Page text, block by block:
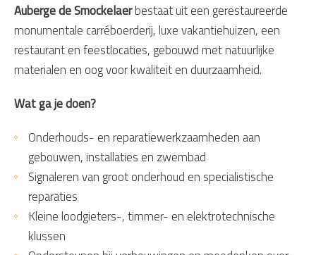
Auberge de Smockelaerbestaat uit een gerestaureerde
monumentale carréboerderij, luxe vakantiehuizen, een
restaurant en feestlocaties, gebouwd met natuurlijke
materialen en oog voor kwaliteit en duurzaamheid.
Wat ga je doen?
Onderhouds- en reparatiewerkzaamheden aan
gebouwen, installaties en zwembad
Signaleren van groot onderhoud en specialistische
reparaties
Kleine loodgieters-, timmer- en elektrotechnische
klussen